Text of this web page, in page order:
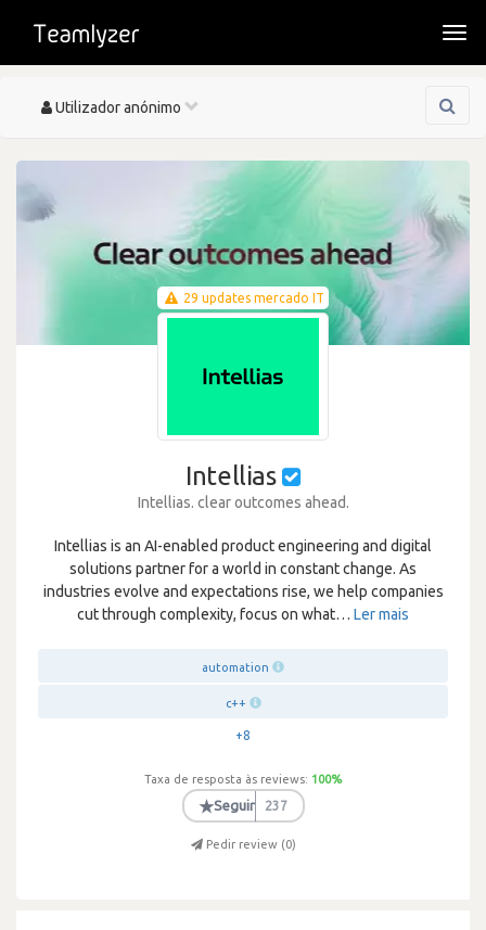
Toggle
Utilizador anónimo
29 updates mercado IT
Intellias
Intellias. clear outcomes ahead.
Intellias is an AI-enabled product engineering and digital
solutions partner for a world in constant change. As
industries evolve and expectations rise, we help companies
cut through complexity, focus on what… Ler mais
automation
c++
+8
Taxa de resposta às reviews: 100%
★Seguir 237
Pedir review (0)